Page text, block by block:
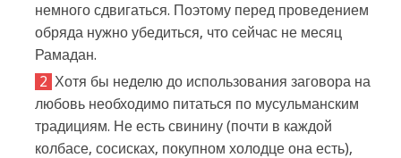
немного сдвигаться. Поэтому перед проведением
обряда нужно убедиться, что сейчас не месяц
Рамадан.
Хотя бы неделю до использования заговора на
любовь необходимо питаться по мусульманским
традициям. Не есть свинину (почти в каждой
колбасе, сосисках, покупном холодце она есть),